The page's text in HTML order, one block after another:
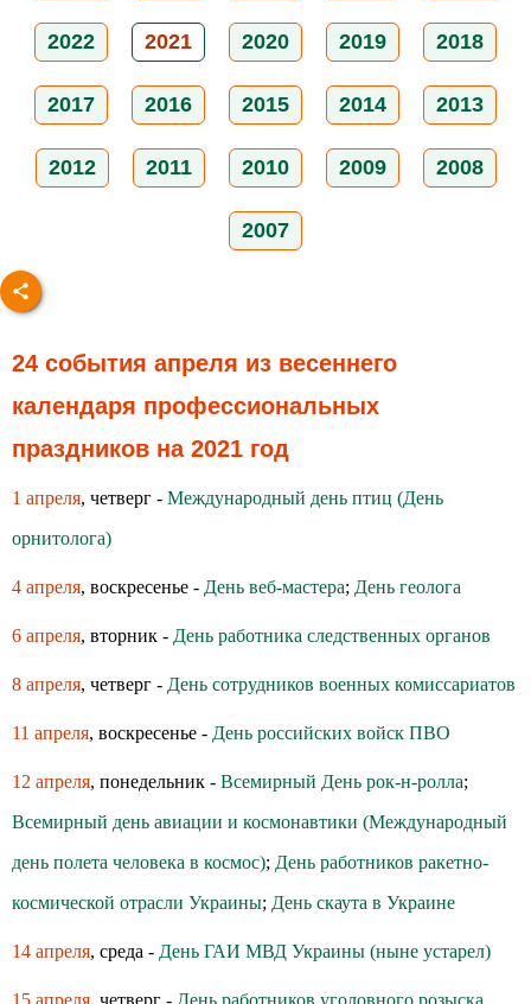
2022 2021 2020 2019 2018
2017 2016 2015 2014 2013
2012 2011 2010 2009 2008
2007
24 события апреля из весеннего
календаря профессиональных
праздников на 2021 год
1 апреля, четверг - Международный день птиц (День
орнитолога)
4 апреля, воскресенье - День веб-мастера; День геолога
6 апреля, вторник - День работника следственных органов
8 апреля, четверг - День сотрудников военных комиссариатов
11 апреля, воскресенье - День российских войск ПВО
12 апреля, понедельник - Всемирный День рок-н-ролла;
Всемирный день авиации и космонавтики (Международный
день полета человека в космос); День работников ракетно-
космической отрасли Украины; День скаута в Украине
14 апреля, среда - День ГАИ МВД Украины (ныне устарел)
15 апреля, четверг - День работников уголовного розыска